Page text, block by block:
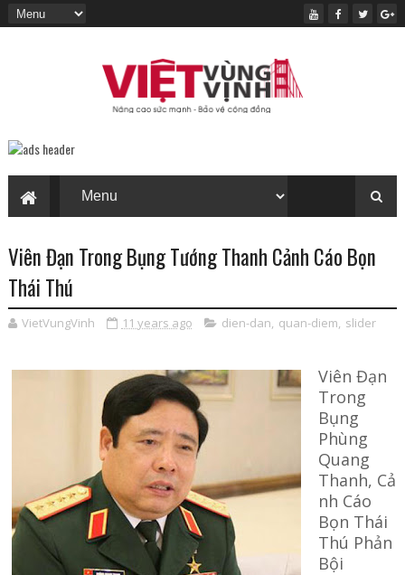
Viên Đạn Trong Bụng Tướng Thanh Cảnh Cáo Bọn
Thái Thú
VietVungVinh 11 years ago dien-dan, quan-diem, slider
Viên Đạn
Trong
Bụng
Phùng
Quang
Thanh, Cả
nh Cáo
Bọn Thái
Thú Phản
Bội